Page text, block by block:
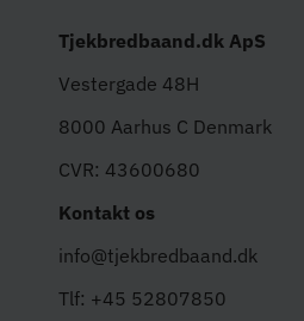
Tjekbredbaand.dk ApS
Vestergade 48H
8000 Aarhus C Denmark
CVR: 43600680
Kontakt os
info@tjekbredbaand.dk
Tlf: +45 52807850